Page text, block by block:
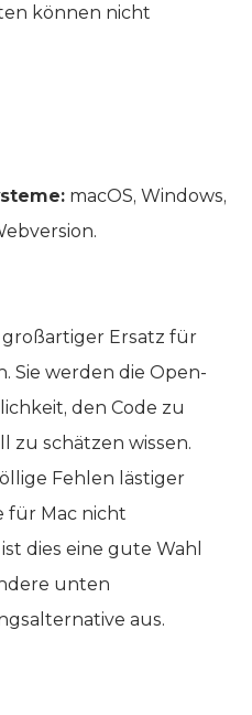
können nicht
macOS, Windows,
großartiger Ersatz für
Sie werden die Open-
den Code zu
zu schätzen wissen.
Fehlen lästiger
für Mac nicht
dies eine gute Wahl
unten
aus.